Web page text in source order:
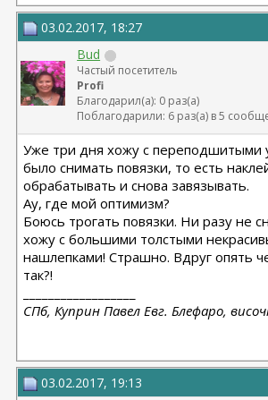
03.02.2017, 18:27
Bud
Частый посетитель
Profi
Благодарил(а): 0 раз(а)
Поблагодарили: 6 раз(а) в 5
Уже три дня хожу с переподшитыми
было снимать повязки, то есть
обрабатывать и снова завязывать.
Ау, где мой оптимизм?
Боюсь трогать повязки. Ни разу не
хожу с большими толстыми
нашлепками! Страшно. Вдруг опять
так?!
СПб, Куприн Павел Евг. Блефаро,
03.02.2017, 19:13